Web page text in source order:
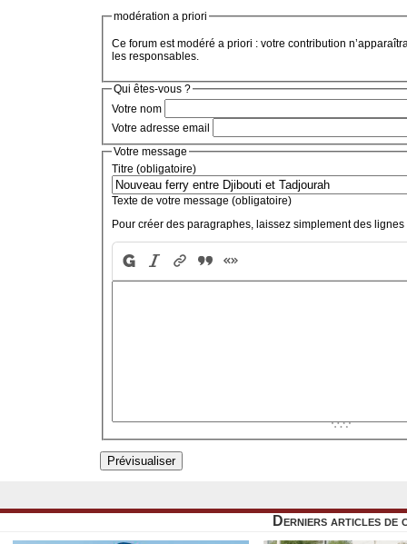
modération a priori
Ce forum est modéré a priori : votre contribution
les responsables.
Qui êtes-vous ?
Votre nom
Votre adresse email
Votre message
Titre (obligatoire)
Texte de votre message (obligatoire)
Pour créer des paragraphes, laissez simplement des lignes
Derniers articles de